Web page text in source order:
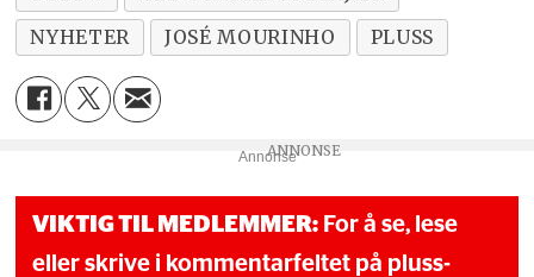
NYHETER
JOSÉ MOURINHO PLUSS
Annonse
VIKTIG TIL MEDLEMMER: For å se, lese
eller skrive i kommentarfeltet på pluss-